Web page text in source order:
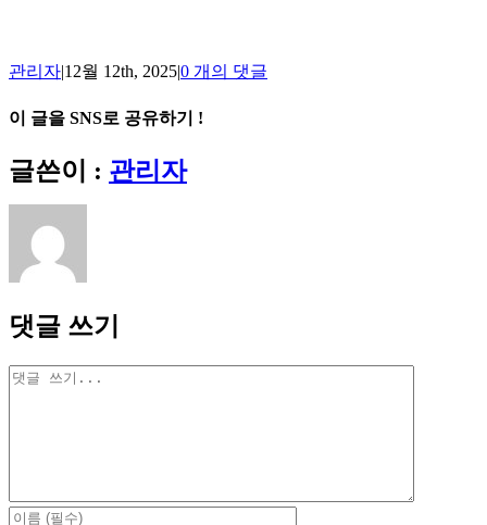
관리자|12월 12th, 2025|0 개의 댓글
이 글을 SNS로 공유하기 !
Facebook
X
Reddit
LinkedIn
Tumblr
Pinterest
Vk
이
메
일
글쓴이 : 관리자
댓글 쓰기
댓